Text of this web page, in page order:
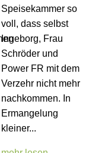
Speisekammer so
voll, dass selbst
Ingeborg, Frau
Schröder und
Power FR mit dem
Verzehr nicht mehr
nachkommen. In
Ermangelung
kleiner...